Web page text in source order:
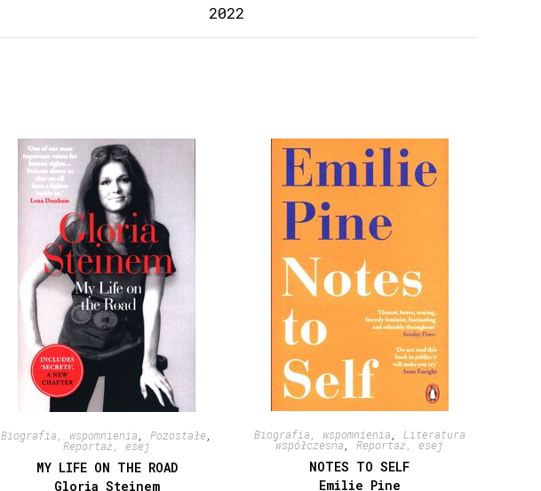
2022
Biografia, wspomnienia Pozostałe
Reportaż, esej
MY LIFE ON THE ROAD
Gloria Steinem
Biografia, wspomnienia Literatura
współczesna Reportaż, esej
NOTES TO SELF
Emilie Pine